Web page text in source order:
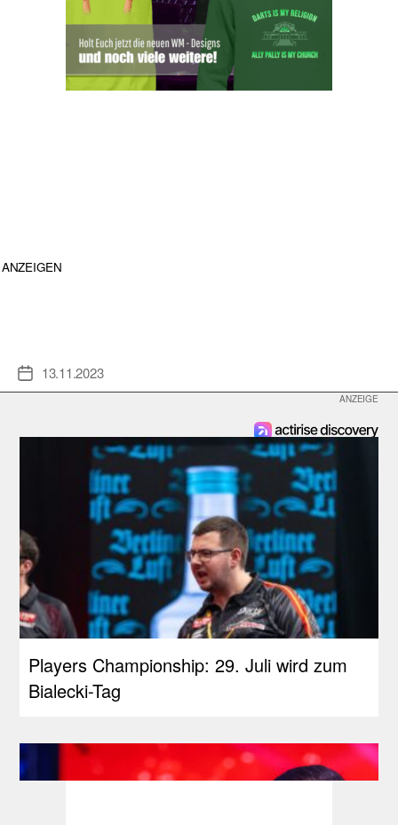
ANZEIGEN
Veröffentlichungsdatum
13.11.2023
Players Championship: 29. Juli wird zum
Bialecki-Tag